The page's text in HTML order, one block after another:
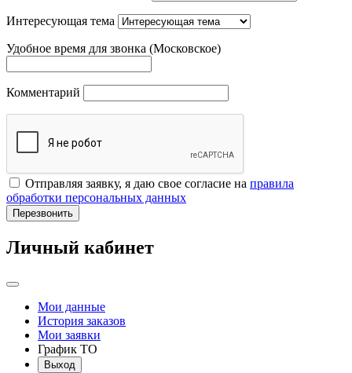
Интересующая тема
Удобное время для звонка (Московское)
Комментарий
Отправляя заявку, я даю свое согласие на правила
обработки персональных данных
Перезвонить
Личный кабинет
Мои данные
История заказов
Мои заявки
График ТО
Выход